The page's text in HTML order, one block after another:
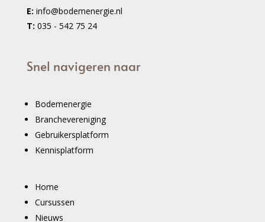
E: info@bodemenergie.nl
T: 035 - 542 75 24
Snel navigeren naar
Bodemenergie
Branchevereniging
Gebruikersplatform
Kennisplatform
Home
Cursussen
Nieuws